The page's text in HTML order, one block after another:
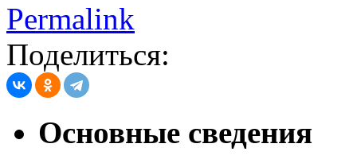
Permalink
Поделиться:
Основные сведения